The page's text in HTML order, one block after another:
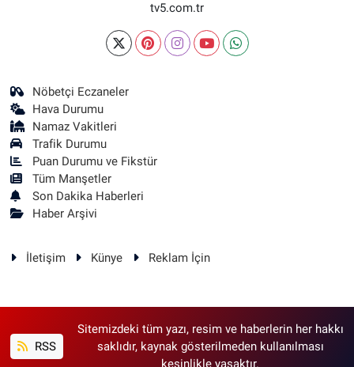
tv5.com.tr
Nöbetçi Eczaneler
Hava Durumu
Namaz Vakitleri
Trafik Durumu
Puan Durumu ve Fikstür
Tüm Manşetler
Son Dakika Haberleri
Haber Arşivi
İletişim Künye Reklam İçin
RSS
Sitemizdeki tüm yazı, resim ve haberlerin her hakkı
saklıdır, kaynak gösterilmeden kullanılması
kesinlikle yasaktır.